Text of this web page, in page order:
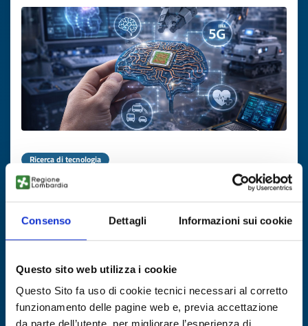
Consenso Dettagli Informazioni sui cookie
Questo sito web utilizza i cookie
Questo Sito fa uso di cookie tecnici necessari al corretto
funzionamento delle pagine web e, previa accettazione
Ricerca di tecnologia
Co-sviluppo europeo per
dimostratori neuromorfici avanzati
ID EEN: TRNL20251104009
Scade il28 ottobre 2026